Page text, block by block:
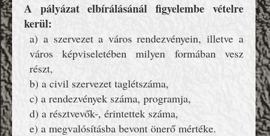
A pályázat elbírálásánál figyelembe vételre
kerül:
a) a szervezet a város rendezvényein, illetve a
város képviseletében milyen formában vesz
részt,
b) a civil szervezet taglétszáma,
c) a rendezvények száma, programja,
d) a résztvevők-, érintettek száma,
e) a megvalósításba bevont önerő mértéke.